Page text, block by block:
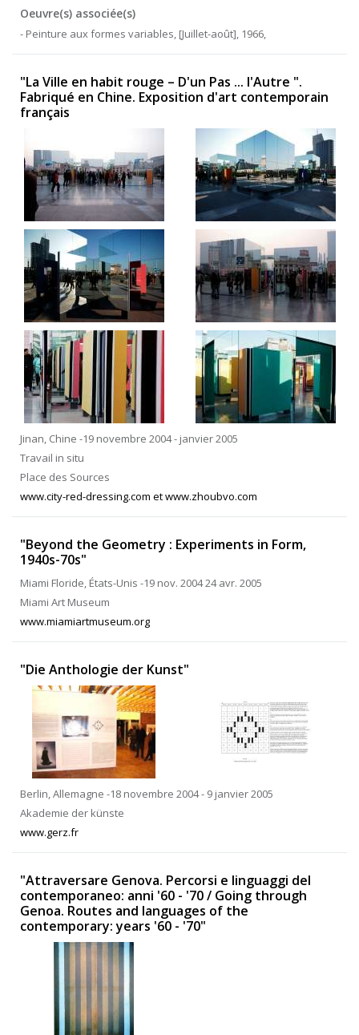
Oeuvre(s) associée(s)
- Peinture aux formes variables, [Juillet-août], 1966,
"La Ville en habit rouge – D'un Pas ... l'Autre ".
Fabriqué en Chine. Exposition d'art contemporain
français
Jinan, Chine -19 novembre 2004 - janvier 2005
Travail in situ
Place des Sources
www.city-red-dressing.com et www.zhoubvo.com
"Beyond the Geometry : Experiments in Form,
1940s-70s"
Miami Floride, États-Unis -19 nov. 2004 24 avr. 2005
Miami Art Museum
www.miamiartmuseum.org
"Die Anthologie der Kunst"
Berlin, Allemagne -18 novembre 2004 - 9 janvier 2005
Akademie der künste
www.gerz.fr
"Attraversare Genova. Percorsi e linguaggi del
contemporaneo: anni '60 - '70 / Going through
Genoa. Routes and languages of the
contemporary: years '60 - '70"